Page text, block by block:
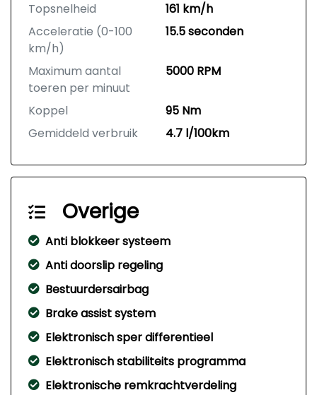
Topsnelheid
161 km/h
Acceleratie (0-100
km/h)
15.5 seconden
Maximum aantal
toeren per minuut
5000 RPM
Koppel
95 Nm
Gemiddeld verbruik
4.7 l/100km
Overige
Anti blokkeer systeem
Anti doorslip regeling
Bestuurdersairbag
Brake assist system
Elektronisch sper differentieel
Elektronisch stabiliteits programma
Elektronische remkrachtverdeling